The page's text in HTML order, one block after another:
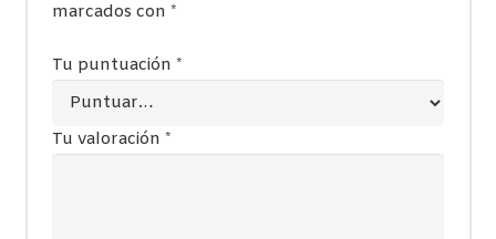
marcados con *
Tu puntuación *
Tu valoración *